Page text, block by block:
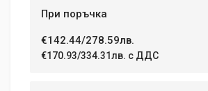
При поръчка
€142.44/278.59лв.
€170.93/334.31лв. с ДДС